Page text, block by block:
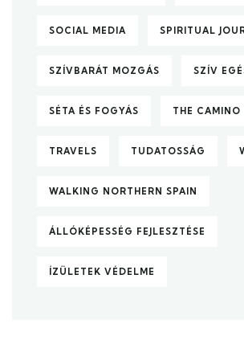
SOCIAL MEDIA SPIRITUAL
SZÍVBARÁT MOZGÁS SZÍV
SÉTA ÉS FOGYÁS THE CAMINO
TRAVELS TUDATOSSÁG
WALKING NORTHERN SPAIN
ÁLLÓKÉPESSÉG FEJLESZTÉSE
ÍZÜLETEK VÉDELME